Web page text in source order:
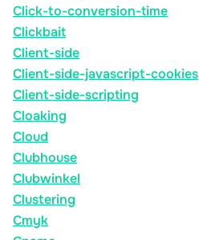
Click-to-conversion-time
Clickbait
Client-side
Client-side-javascript-cookies
Client-side-scripting
Cloaking
Cloud
Clubhouse
Clubwinkel
Clustering
Cmyk